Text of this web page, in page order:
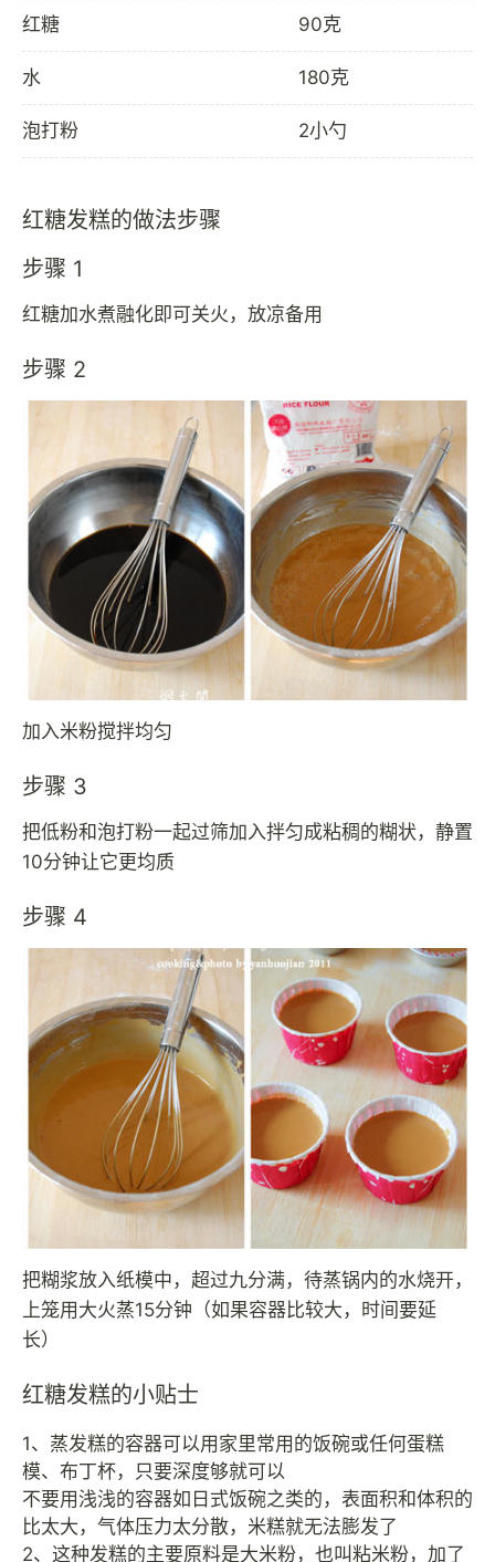
红糖 90克
水 180克
泡打粉 2小勺
红糖发糕的做法步骤
步骤 1
红糖加水煮融化即可关火，放凉备用
步骤 2
加入米粉搅拌均匀
步骤 3
把低粉和泡打粉一起过筛加入拌匀成粘稠的糊状，静置
10分钟让它更均质
步骤 4
把糊浆放入纸模中，超过九分满，待蒸锅内的水烧开，
上笼用大火蒸15分钟（如果容器比较大，时间要延
长）
红糖发糕的小贴士
1、蒸发糕的容器可以用家里常用的饭碗或任何蛋糕
模、布丁杯，只要深度够就可以
不要用浅浅的容器如日式饭碗之类的，表面积和体积的
比太大，气体压力太分散，米糕就无法膨发了
2、这种发糕的主要原料是大米粉，也叫粘米粉，加了